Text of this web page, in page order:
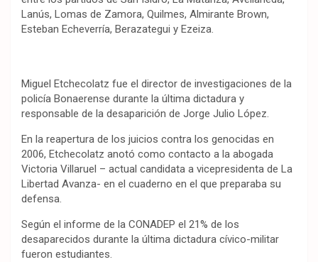
Lanús, Lomas de Zamora, Quilmes, Almirante Brown,
Esteban Echeverría, Berazategui y Ezeiza.
Miguel Etchecolatz fue el director de investigaciones de la
policía Bonaerense durante la última dictadura y
responsable de la desaparición de Jorge Julio López.
En la reapertura de los juicios contra los genocidas en
2006, Etchecolatz anotó como contacto a la abogada
Victoria Villaruel – actual candidata a vicepresidenta de La
Libertad Avanza- en el cuaderno en el que preparaba su
defensa.
Según el informe de la CONADEP el 21% de los
desaparecidos durante la última dictadura cívico-militar
fueron estudiantes.